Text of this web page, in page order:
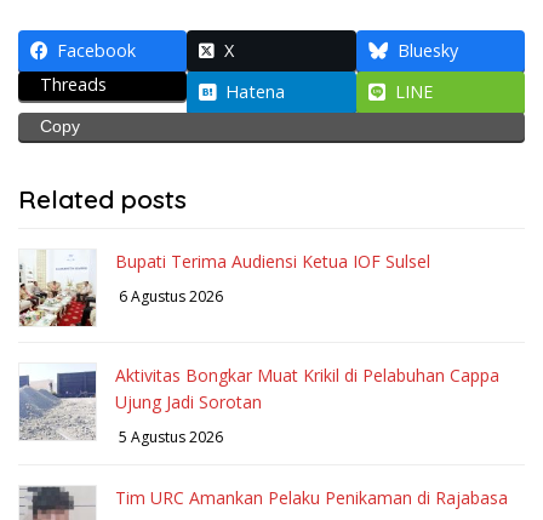
Facebook X
Bluesky
Threads
Hatena LINE
Copy
Related posts
Bupati Terima Audiensi Ketua IOF Sulsel
6 Agustus 2026
Aktivitas Bongkar Muat Krikil di Pelabuhan Cappa
Ujung Jadi Sorotan
5 Agustus 2026
Tim URC Amankan Pelaku Penikaman di Rajabasa